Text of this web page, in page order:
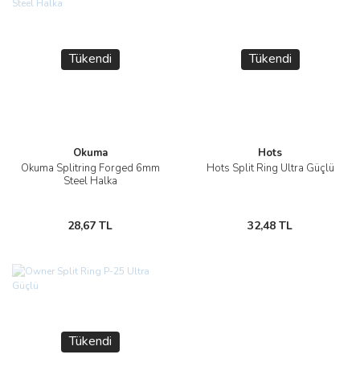
Tükendi
Okuma
Okuma Splitring Forged 6mm
Steel Halka
28,67 TL
Tükendi
Hots
Hots Split Ring Ultra Güçlü
32,48 TL
Tükendi